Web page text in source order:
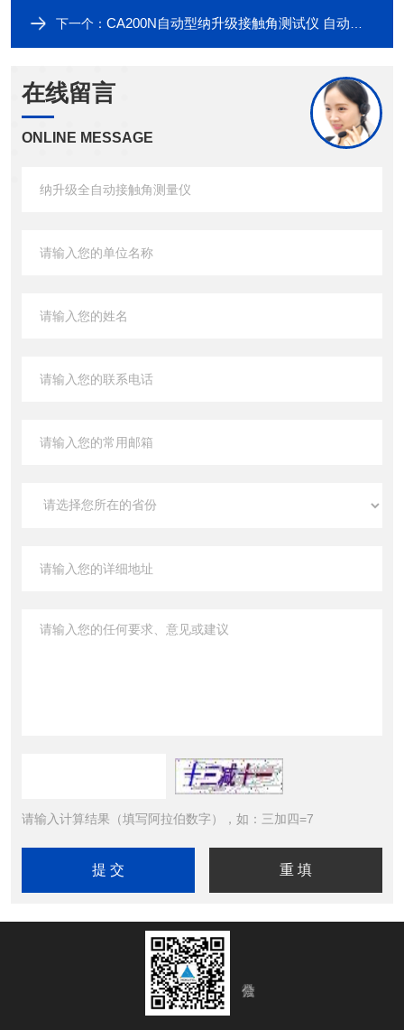
下一个： CA200N自动型纳升级接触角测试仪 自动进液装置
在线留言
ONLINE MESSAGE
请输入计算结果（填写阿拉伯数字），如：三加四=7